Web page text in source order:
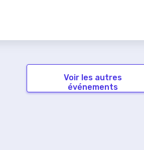
Voir les autres
événements